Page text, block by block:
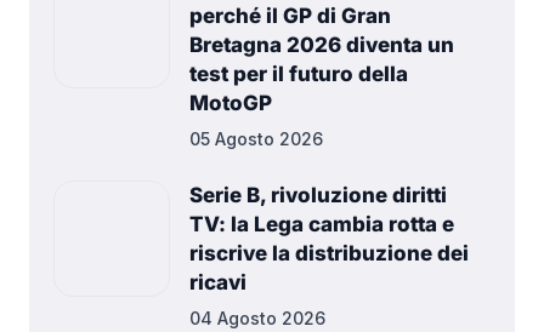
perché il GP di Gran
Bretagna 2026 diventa un
test per il futuro della
MotoGP
05 Agosto 2026
Serie B, rivoluzione diritti
TV: la Lega cambia rotta e
riscrive la distribuzione dei
ricavi
04 Agosto 2026